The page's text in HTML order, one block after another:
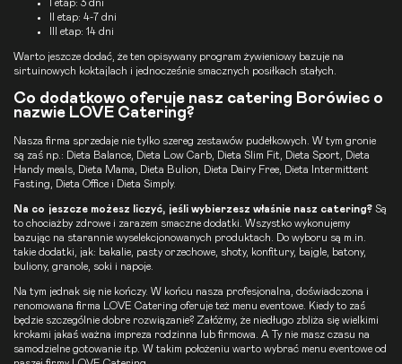
I etap: 3 dni
II etap: 4-7 dni
III etap: 14 dni
Warto jeszcze dodać, że ten opisywany program żywieniowy bazuje na
sirtuinowych koktajlach i jednocześnie smacznych posiłkach stałych.
Co dodatkowo oferuje nasz catering Borówiec o
nazwie LOVE Catering?
Nasza firma sprzedaje nie tylko szereg zestawów pudełkowych. W tym gronie
są zaś np.: Dieta Balance Dieta Low Carb Dieta Slim Fit Dieta Sport
Dieta
Handy meals
Dieta Mama Dieta Bulion Dieta Dairy Free
Dieta Intermittent
Fasting , Dieta Office i Dieta Simply.
Na co jeszcze możesz liczyć, jeśli wybierzesz właśnie nasz catering? Są
to chociażby zdrowe i zarazem smaczne dodatki. Wszystko wykonujemy
bazując na starannie wyselekcjonowanych produktach. Do wyboru są m.in.
takie dodatki, jak: bakalie, pasty orzechowe, shoty, konfitury, bajgle, batony,
buliony, granole, soki i napoje.
Na tym jednak się nie kończy. W końcu nasza profesjonalna, doświadczona i
renomowana firma LOVE Catering oferuje też menu eventowe. Kiedy to zaś
będzie szczególnie dobre rozwiązanie? Załóżmy, że niedługo zbliża się wielkimi
krokami jakaś ważna impreza rodzinna lub firmowa. A Ty nie masz czasu na
samodzielne gotowanie itp. W takim położeniu warto wybrać menu eventowe od